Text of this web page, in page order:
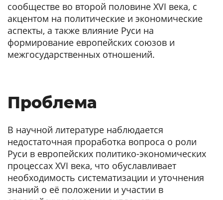
сообществе во второй половине XVI века, с
акцентом на политические и экономические
аспекты, а также влияние Руси на
формирование европейских союзов и
межгосударственных отношений.
Проблема
В научной литературе наблюдается
недостаточная проработка вопроса о роли
Руси в европейских политико-экономических
процессах XVI века, что обуславливает
необходимость систематизации и уточнения
знаний о её положении и участии в